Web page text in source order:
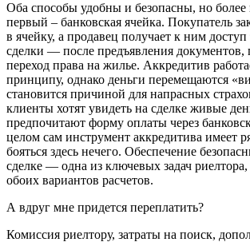
Оба способы удобны и безопасны, но более
первый – банковская ячейка. Покупатель
в ячейку, а продавец получает к ним
сделки — после предъявления
переход права на жилье. Аккредитив
принципу, однако деньги перемещаются
становится причиной для напрасных
клиенты хотят увидеть на сделке живые
предпочитают форму оплаты через
целом сам инструмент аккредитива имеет
бояться здесь нечего. Обеспечение
сделке — одна из ключевых задач риелтора,
обоих вариантов расчетов.
А вдруг мне придется переплатить?
Комиссия риелтору, затраты на поиск,